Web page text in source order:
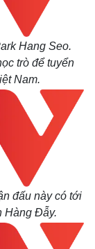
Hang Seo.
trò để tuyển
Nam.
đấu này có tới
Hàng Đẫy.